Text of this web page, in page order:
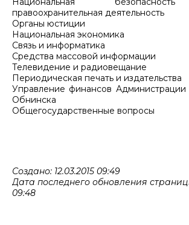
правоохранительная деятельность
Органы юстиции
Национальная экономика
Связь и информатика
Средства массовой информации
Телевидение и радиовещание
Периодическая печать и издательства
Управление финансов Администрации
Обнинска
Общегосударственные вопросы
Создано: 12.03.2015 09:49
Дата последнего обновления
09:48